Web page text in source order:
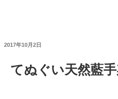
投
2017年10月2日
てぬぐい天然藍